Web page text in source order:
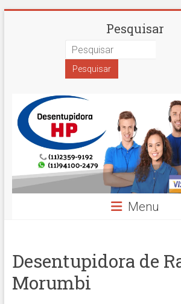
Desentupidora
Paulo
Hidro
Prime
Pesquisar
Menu
Desentupidora de
Morumbi